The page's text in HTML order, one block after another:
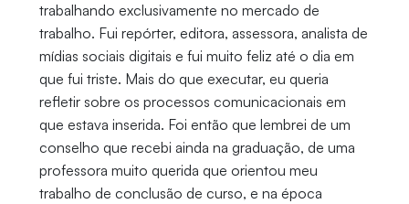
trabalhando exclusivamente no mercado de
trabalho. Fui repórter, editora, assessora, analista de
mídias sociais digitais e fui muito feliz até o dia em
que fui triste. Mais do que executar, eu queria
refletir sobre os processos comunicacionais em
que estava inserida. Foi então que lembrei de um
conselho que recebi ainda na graduação, de uma
professora muito querida que orientou meu
trabalho de conclusão de curso, e na época